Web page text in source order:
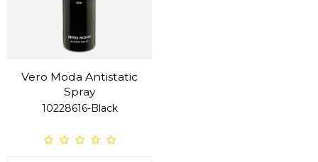
Vero Moda Antistatic
Spray
10228616-Black